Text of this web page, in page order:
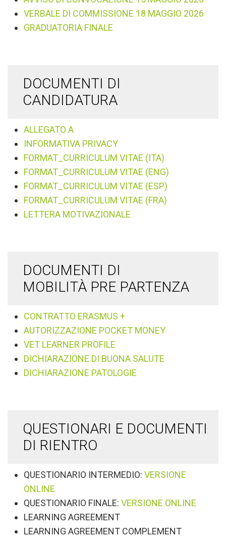
VERBALE DI COMMISSIONE 18 MAGGIO 2026
GRADUATORIA FINALE
DOCUMENTI DI
CANDIDATURA
ALLEGATO A
INFORMATIVA PRIVACY
FORMAT_CURRICULUM VITAE (ITA)
FORMAT_CURRICULUM VITAE (ENG)
FORMAT_CURRICULUM VITAE (ESP)
FORMAT_CURRICULUM VITAE (FRA)
LETTERA MOTIVAZIONALE
DOCUMENTI DI
MOBILITÀ PRE PARTENZA
CONTRATTO ERASMUS +
AUTORIZZAZIONE POCKET MONEY
VET LEARNER PROFILE
DICHIARAZIONE DI BUONA SALUTE
DICHIARAZIONE PATOLOGIE
QUESTIONARI E DOCUMENTI
DI RIENTRO
QUESTIONARIO INTERMEDIO: VERSIONE
ONLINE
QUESTIONARIO FINALE: VERSIONE ONLINE
LEARNING AGREEMENT
LEARNING AGREEMENT COMPLEMENT